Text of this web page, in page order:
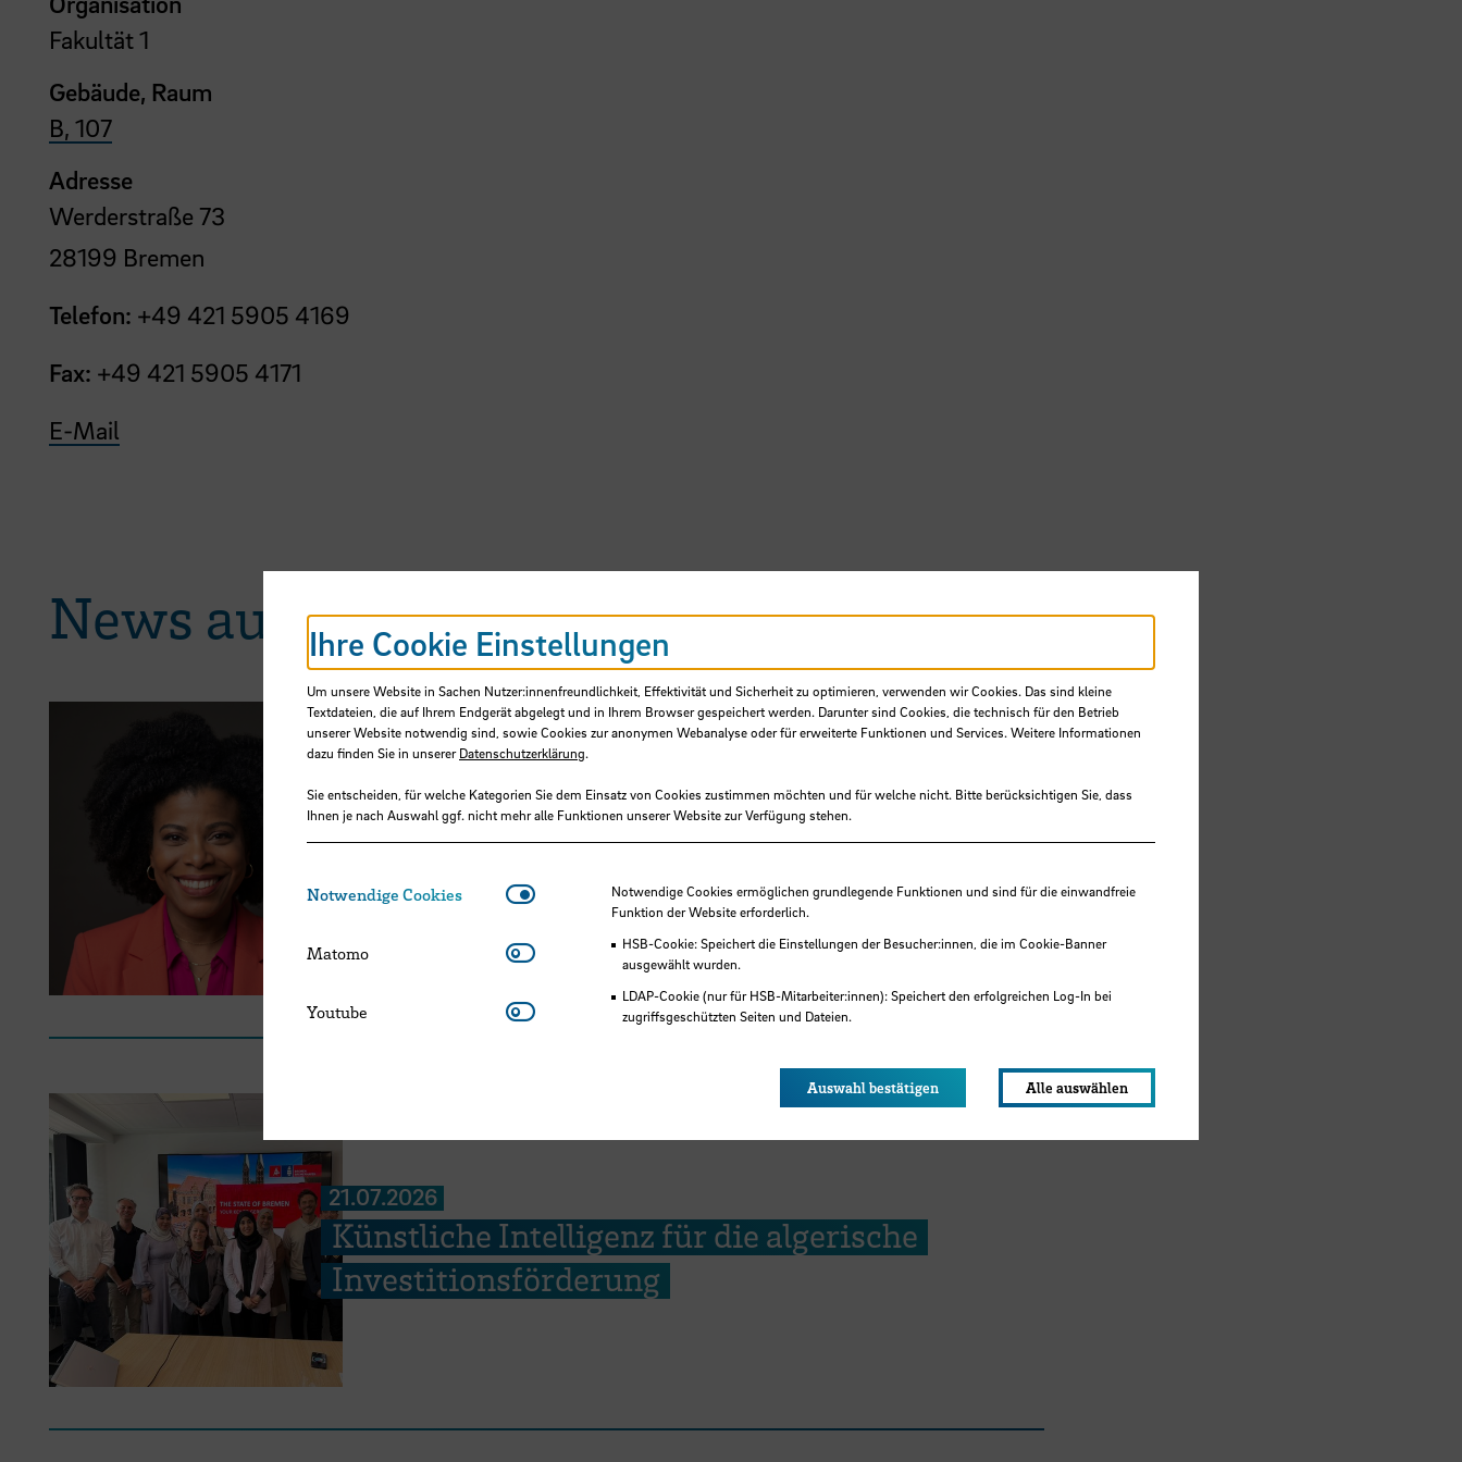
Fakultät 1
Gebäude, Raum
B, 107
Adresse
Werderstraße 73
28199 Bremen
Telefon: +49 421 5905 4169
Fax: +49 421 5905 4171
E-Mail
News aus der HSB
03.08.2026
Teaching Award der Academy of Management
für Dr. Humberta Silva
21.07.2026
Künstliche Intelligenz für die algerische
Investitionsförderung
Ihre Cookie Einstellungen
Um unsere Website in Sachen Nutzer:innenfreundlichkeit, Effektivität und Sicherheit zu optimieren, verwenden wir Cookies. Das sind kleine
Textdateien, die auf Ihrem Endgerät abgelegt und in Ihrem Browser gespeichert werden. Darunter sind Cookies, die technisch für den Betrieb
unserer Website notwendig sind, sowie Cookies zur anonymen Webanalyse oder für erweiterte Funktionen und Services. Weitere Informationen
dazu finden Sie in unsererDatenschutzerklärung.
Sie entscheiden, für welche Kategorien Sie dem Einsatz von Cookies zustimmen möchten und für welche nicht. Bitte berücksichtigen Sie, dass
Ihnen je nach Auswahl ggf. nicht mehr alle Funktionen unserer Website zur Verfügung stehen.
Notwendige Cookies Notwendige CookiesNotwendige Cookies ermöglichen grundlegende Funktionen und sind für die einwandfreie
Funktion der Website erforderlich.
HSB-Cookie: Speichert die Einstellungen der Besucher:innen, die im Cookie-Banner
ausgewählt wurden.
LDAP-Cookie (nur für HSB-Mitarbeiter:innen): Speichert den erfolgreichen Log-In bei
zugriffsgeschützten Seiten und Dateien.
Matomo Matomo
Youtube Youtube
Auswahl bestätigen Alle auswählen